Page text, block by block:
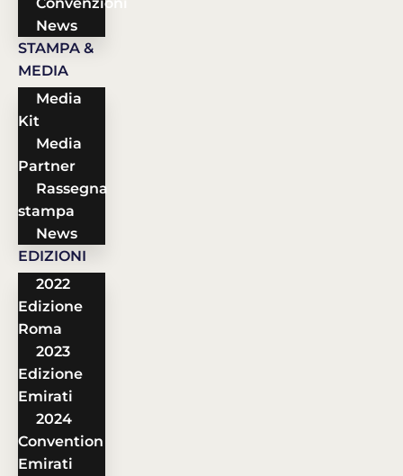
News
STAMPA &
MEDIA
Media
Kit
Media
Partner
Rassegna
stampa
News
EDIZIONI
2022
Edizione
Roma
2023
Edizione
Emirati
2024
Convention
Emirati